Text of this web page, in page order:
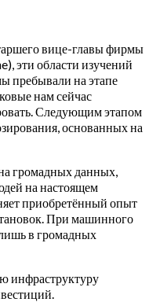
вице-главы фирмы
эти области изучений
пребывали на этапе
нам сейчас
Следующим этапом
основанных на
громадных данных,
на настоящем
приобретённый опыт
При машинного
в громадных
инфраструктуру